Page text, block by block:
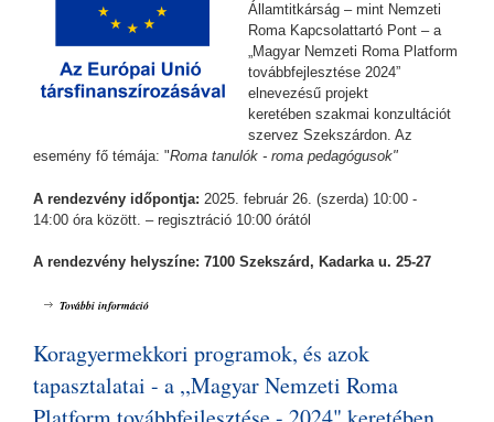
Államtitkárság – mint Nemzeti
Roma Kapcsolattartó Pont – a
„Magyar Nemzeti Roma Platform
továbbfejlesztése 2024”
elnevezésű projekt
keretében szakmai konzultációt
szervez Szekszárdon. Az
esemény fő témája: "Roma tanulók - roma pedagógusok"
A rendezvény időpontja: 2025. február 26. (szerda) 10:00 -
14:00 óra között. – regisztráció 10:00 órától
A rendezvény helyszíne: 7100 Szekszárd, Kadarka u. 25-27
További információ
Koragyermekkori programok, és azok
tapasztalatai - a ,,Magyar Nemzeti Roma